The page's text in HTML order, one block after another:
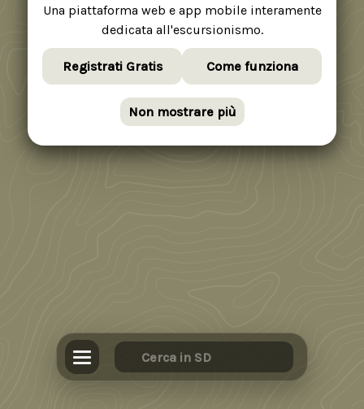
Una piattaforma web e app mobile interamente
dedicata all'escursionismo.
Registrati Gratis Come funziona
Non mostrare più